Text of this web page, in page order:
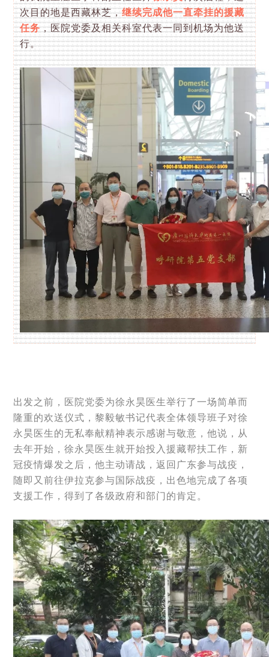
次目的地是西藏林芝，继续完成他一直牵挂的援藏
任务 ，医院党委及相关科室代表一同到机场为他送
行。
出发之前，医院党委为徐永昊医生举行了一场简单而
隆重的欢送仪式，黎毅敏书记代表全体领导班子对徐
永昊医生的无私奉献精神表示感谢与敬意，他说，从
去年开始，徐永昊医生就开始投入援藏帮扶工作，新
冠疫情爆发之后，他主动请战，返回广东参与战疫，
随即又前往伊拉克参与国际战疫，出色地完成了各项
支援工作，得到了各级政府和部门的肯定。